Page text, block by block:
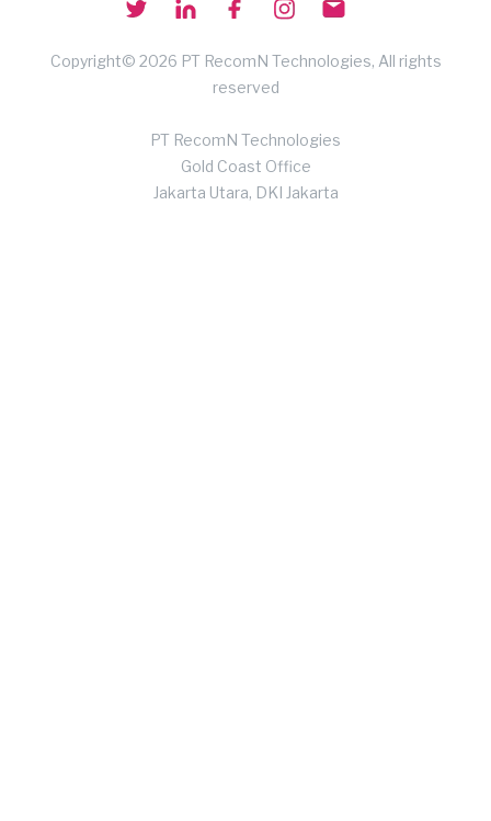
Copyright© 2026 PT RecomN Technologies, All rights
reserved
PT RecomN Technologies
Gold Coast Office
Jakarta Utara, DKI Jakarta